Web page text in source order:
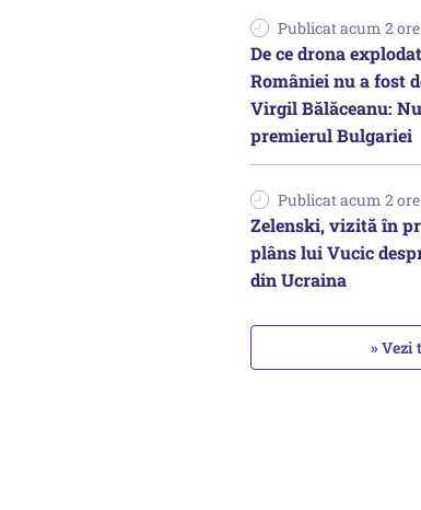
Publicat acum 2
De ce drona
României nu a fost
Virgil Bălăceanu:
premierul Bulgariei
Publicat acum 2
Zelenski, vizită în
plâns lui Vucic
din Ucraina
» Vezi